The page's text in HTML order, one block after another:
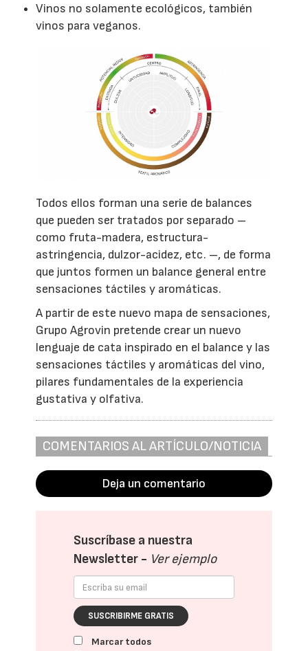
Vinos no solamente ecológicos, también
vinos para veganos.
Todos ellos forman una serie de balances
que pueden ser tratados por separado –
como fruta-madera, estructura-
astringencia, dulzor-acidez, etc. –, de forma
que juntos formen un balance general entre
sensaciones táctiles y aromáticas.
A partir de este nuevo mapa de sensaciones,
Grupo Agrovin pretende crear un nuevo
lenguaje de cata inspirado en el balance y las
sensaciones táctiles y aromáticas del vino,
pilares fundamentales de la experiencia
gustativa y olfativa.
COMENTARIOS AL ARTÍCULO/NOTICIA
Deja un comentario
Suscríbase a nuestra
Newsletter - Ver ejemplo
SUSCRIBIRME GRATIS
Marcar todos